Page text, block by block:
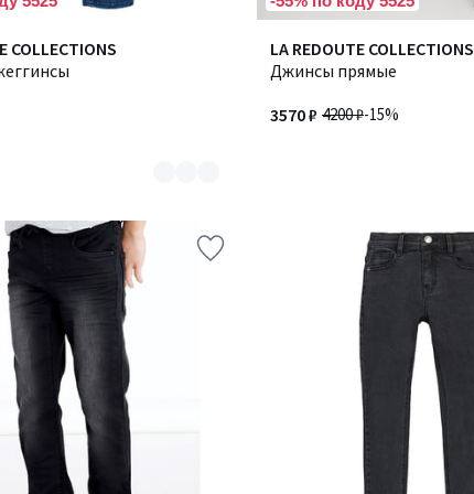
COLLECTIONS
LA REDOUTE COLLECTIONS
Джинсы прямые
4200 ₽-15%
3570 ₽